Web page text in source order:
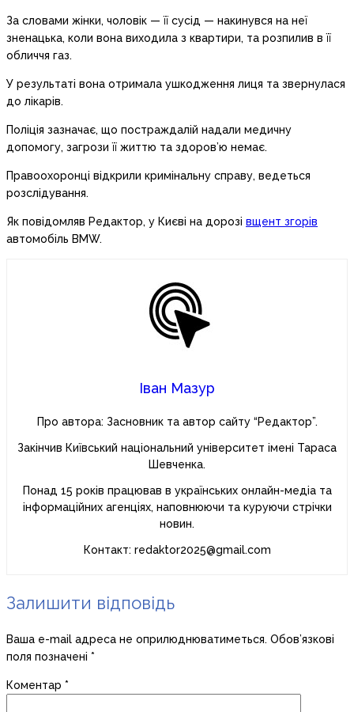
За словами жінки, чоловік — її сусід — накинувся на неї
зненацька, коли вона виходила з квартири, та розпилив в її
обличчя газ.
У результаті вона отримала ушкодження лиця та звернулася
до лікарів.
Поліція зазначає, що постраждалій надали медичну
допомогу, загрози її життю та здоров’ю немає.
Правоохоронці відкрили кримінальну справу, ведеться
розслідування.
Як повідомляв Редактор, у Києві на дорозі вщент згорів
автомобіль BMW.
Іван Мазур
Про автора: Засновник та автор сайту “Редактор”.
Закінчив Київський національний університет імені Тараса
Шевченка.
Понад 15 років працював в українських онлайн-медіа та
інформаційних агенціях, наповнюючи та куруючи стрічки
новин.
Контакт: redaktor2025@gmail.com
Залишити відповідь
Ваша e-mail адреса не оприлюднюватиметься. Обов’язкові
поля позначені *
Коментар *